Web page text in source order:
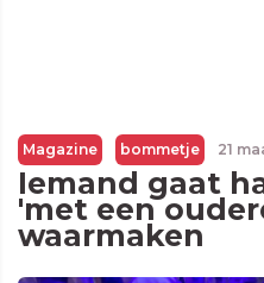
Magazine bommetje 21
Iemand gaat
'met een
waarmaken